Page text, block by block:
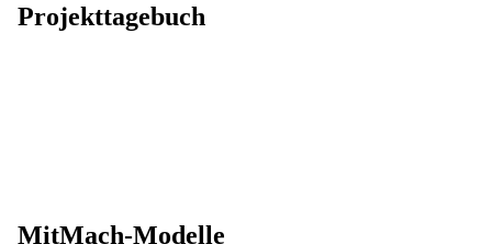
Projekttagebuch
MitMach-Modelle